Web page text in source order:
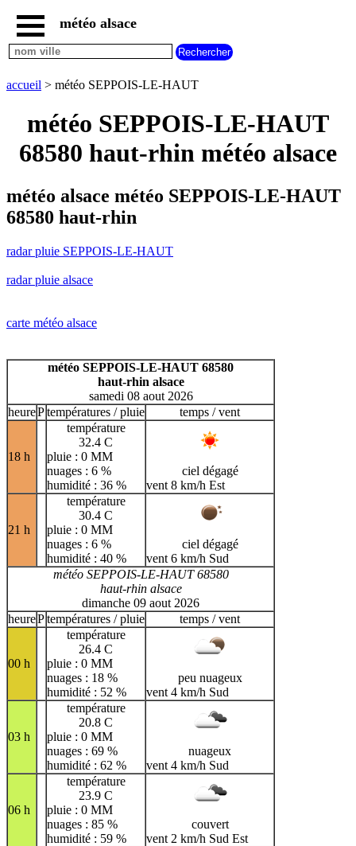
accueil
radar
SEPPOIS-
HAUT
météo
radar
pluie
alsace
météo
météo
villages
commencant
A B C D E F
G
M
N
O
P Q R S T
U
Y Z
météo alsace
accueil > météo SEPPOIS-LE-HAUT
météo SEPPOIS-LE-HAUT
68580 haut-rhin météo alsace
météo alsace météo SEPPOIS-LE-HAUT
68580 haut-rhin
radar pluie SEPPOIS-LE-HAUT
radar pluie alsace
carte météo alsace
météo SEPPOIS-LE-HAUT 68580
haut-rhin alsace
samedi 08 aout 2026
heurePtempératures / pluie temps / vent
18 h
température
32.4 C
pluie : 0 MM
nuages : 6 %
humidité : 36 %
ciel dégagé
vent 8 km/h Est
21 h
température
30.4 C
pluie : 0 MM
nuages : 6 %
humidité : 40 %
ciel dégagé
vent 6 km/h Sud
météo SEPPOIS-LE-HAUT 68580
haut-rhin alsace
dimanche 09 aout 2026
heurePtempératures / pluie temps / vent
00 h
température
26.4 C
pluie : 0 MM
nuages : 18 %
humidité : 52 %
peu nuageux
vent 4 km/h Sud
03 h
température
20.8 C
pluie : 0 MM
nuages : 69 %
humidité : 62 %
nuageux
vent 4 km/h Sud
06 h
température
23.9 C
pluie : 0 MM
nuages : 85 %
humidité : 59 %
couvert
vent 2 km/h Sud Est